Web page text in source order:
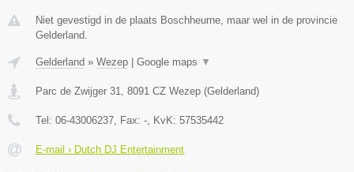
Niet gevestigd in de plaats Boschheurne, maar wel in de provincie
Gelderland.
Gelderland » Wezep Google maps ▼
Parc de Zwijger 31, 8091 CZ Wezep (Gelderland)
Tel: 06-43006237, Fax: -, KvK: 57535442
E-mail › Dutch DJ Entertainment